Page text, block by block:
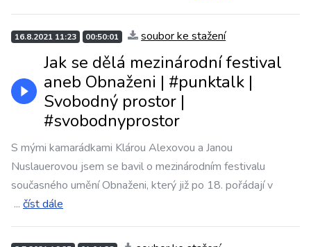
16.8.2021 11:23 00:50:01 soubor ke stažení
Jak se dělá mezinárodní festival
aneb Obnaženi | #punktalk​​​ |
Svobodný prostor |
#svobodnyprostor
S mými kamarádkami Klárou Alexovou a Janou
Nuslauerovou jsem se bavil o mezinárodním festivalu
současného umění Obnaženi, který již po 18. pořádají v
... číst dále